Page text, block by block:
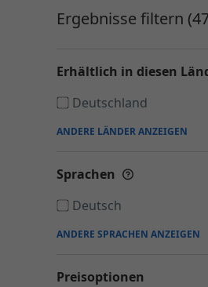
Ergebnisse filtern
Erhältlich in diesen
Deutschland
ANDERE LÄNDER ANZEIGEN
Sprachen Mehr Details
Deutsch
ANDERE SPRACHEN ANZEIGEN
Preisoptionen